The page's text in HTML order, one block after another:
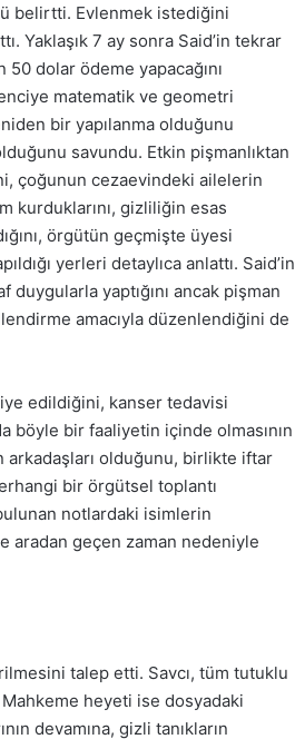
belirtti. Evlenmek istediğini
Yaklaşık 7 ay sonra Said’in tekrar
dolar ödeme yapacağını
matematik ve geometri
bir yapılanma olduğunu
savundu. Etkin pişmanlıktan
çoğunun cezaevindeki ailelerin
kurduklarını, gizliliğin esas
örgütün geçmişte üyesi
yerleri detaylıca anlattı. Said’in
duygularla yaptığını ancak pişman
amacıyla düzenlendiğini de
edildiğini, kanser tedavisi
böyle bir faaliyetin içinde olmasının
arkadaşları olduğunu, birlikte iftar
bir örgütsel toplantı
bulunan notlardaki isimlerin
aradan geçen zaman nedeniyle
talep etti. Savcı, tüm tutuklu
heyeti ise dosyadaki
devamına, gizli tanıkların